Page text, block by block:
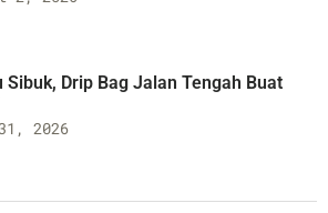
Sibuk, Drip Bag Jalan Tengah Buat
2026